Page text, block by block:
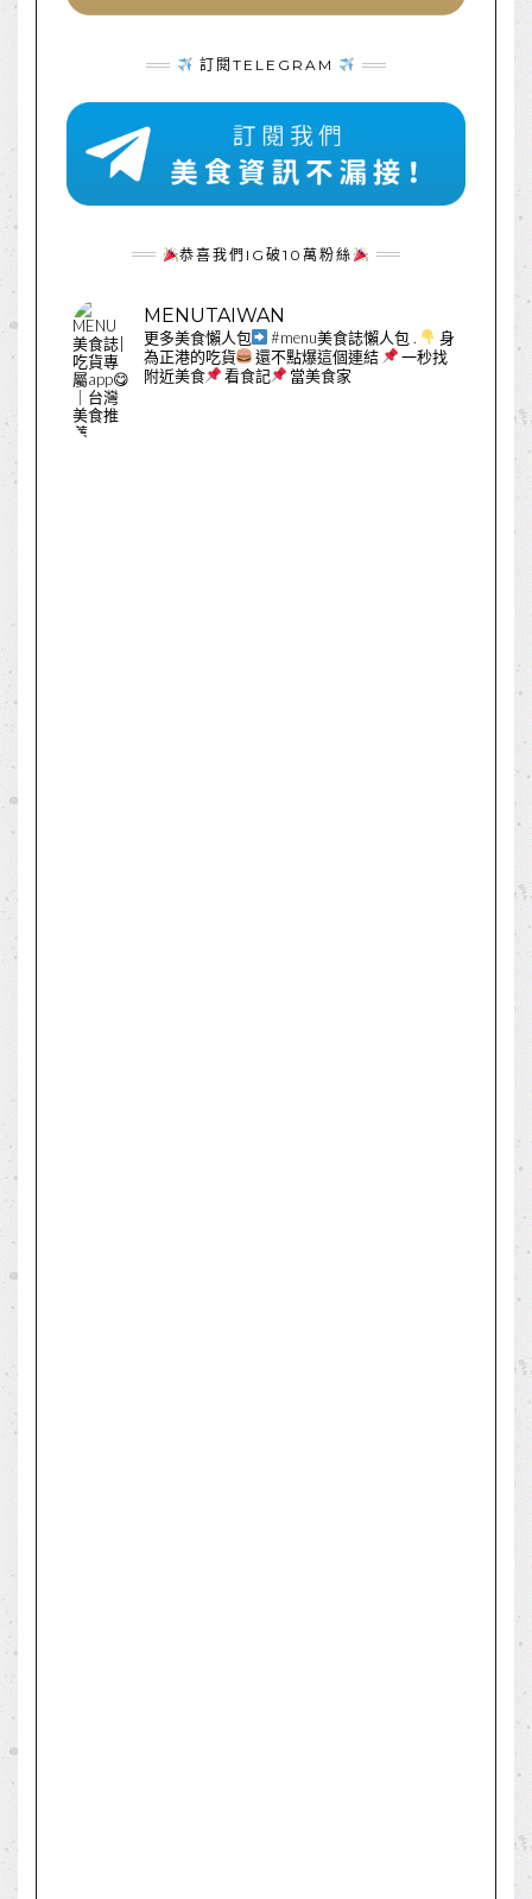
訂閱TELEGRAM
恭喜我們IG破10萬粉絲
MENUTAIWAN
更多美食懶人包 #menu美食誌懶人包 .
身
為正港的吃貨
還不點爆這個連結
一秒找
附近美食
看食記 當美食家